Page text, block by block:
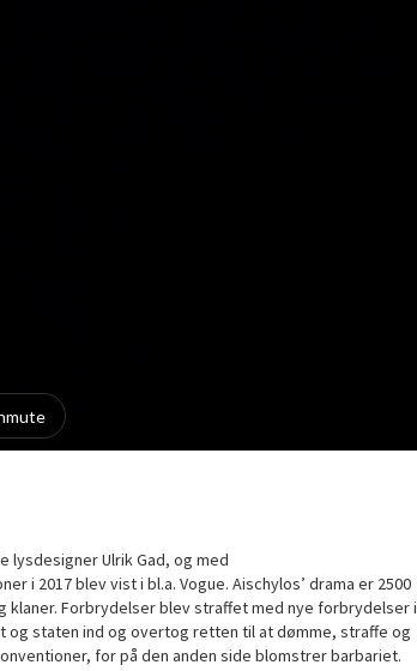
lysdesigner Ulrik Gad, og med
i 2017 blev vist i bl.a. Vogue. Aischylos’ drama er 2500
Forbrydelser blev straffet med nye forbrydelser i
staten ind og overtog retten til at dømme, straffe og
for på den anden side blomstrer barbariet.